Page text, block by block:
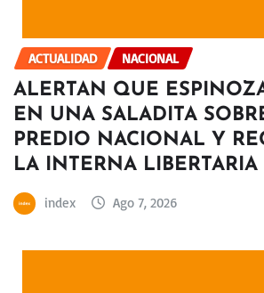
ACTUALIDAD NACIONAL
ALERTAN QUE
EN UNA SALADITA
PREDIO NACIONAL Y
LA INTERNA LIBERTARIA
index Ago 7, 2026